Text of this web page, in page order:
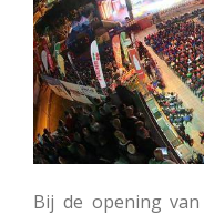
Bij de opening